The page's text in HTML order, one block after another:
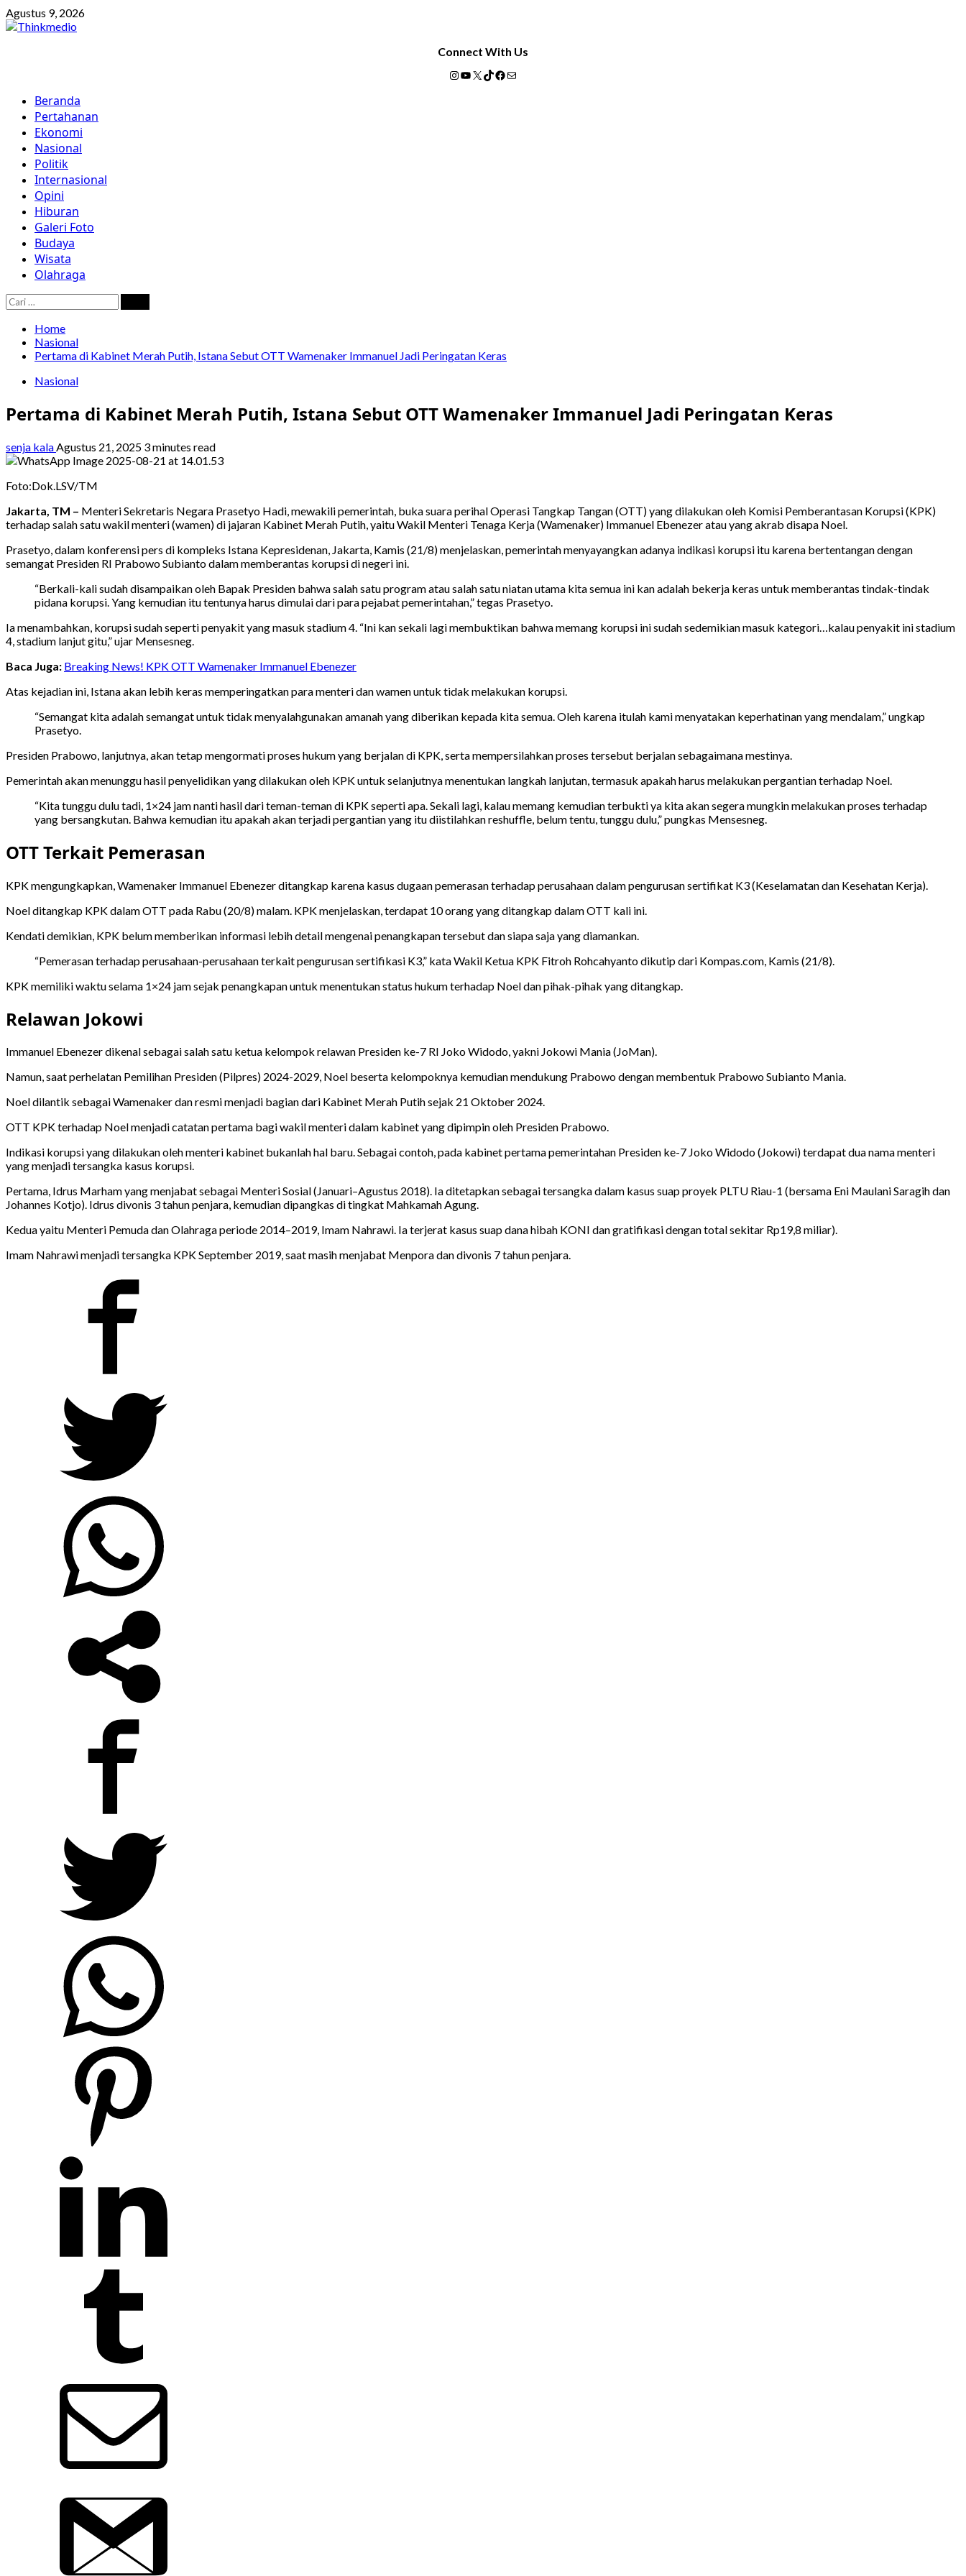
Skip
to
Agustus 9, 2026
Connect With Us
Instagram
YouTube
X TikTok
Facebook
Mail
Primary
Menu
Beranda
Pertahanan
Ekonomi
Nasional
Politik
Internasional
Opini
Hiburan
Galeri Foto
Budaya
Wisata
Olahraga
Cari
untuk:
Home
Nasional
Pertama di Kabinet Merah Putih, Istana Sebut OTT Wamenaker Immanuel Jadi Peringatan Keras
Nasional
Pertama di Kabinet Merah Putih, Istana Sebut OTT Wamenaker Immanuel Jadi Peringatan Keras
senja kalaAgustus 21, 2025 3 minutes read
Foto:Dok.LSV/TM
Jakarta, TM – Menteri Sekretaris Negara Prasetyo Hadi, mewakili pemerintah, buka suara perihal Operasi Tangkap Tangan (OTT) yang dilakukan oleh Komisi Pemberantasan Korupsi (KPK)
terhadap salah satu wakil menteri (wamen) di jajaran Kabinet Merah Putih, yaitu Wakil Menteri Tenaga Kerja (Wamenaker) Immanuel Ebenezer atau yang akrab disapa Noel.
Prasetyo, dalam konferensi pers di kompleks Istana Kepresidenan, Jakarta, Kamis (21/8) menjelaskan, pemerintah menyayangkan adanya indikasi korupsi itu karena bertentangan dengan
semangat Presiden RI Prabowo Subianto dalam memberantas korupsi di negeri ini.
“Berkali-kali sudah disampaikan oleh Bapak Presiden bahwa salah satu program atau salah satu niatan utama kita semua ini kan adalah bekerja keras untuk memberantas tindak-tindak
pidana korupsi. Yang kemudian itu tentunya harus dimulai dari para pejabat pemerintahan,” tegas Prasetyo.
Ia menambahkan, korupsi sudah seperti penyakit yang masuk stadium 4. “Ini kan sekali lagi membuktikan bahwa memang korupsi ini sudah sedemikian masuk kategori…kalau penyakit ini stadium
4, stadium lanjut gitu,” ujar Mensesneg.
Baca Juga: Breaking News! KPK OTT Wamenaker Immanuel Ebenezer
Atas kejadian ini, Istana akan lebih keras memperingatkan para menteri dan wamen untuk tidak melakukan korupsi.
“Semangat kita adalah semangat untuk tidak menyalahgunakan amanah yang diberikan kepada kita semua. Oleh karena itulah kami menyatakan keperhatinan yang mendalam,” ungkap
Prasetyo.
Presiden Prabowo, lanjutnya, akan tetap mengormati proses hukum yang berjalan di KPK, serta mempersilahkan proses tersebut berjalan sebagaimana mestinya.
Pemerintah akan menunggu hasil penyelidikan yang dilakukan oleh KPK untuk selanjutnya menentukan langkah lanjutan, termasuk apakah harus melakukan pergantian terhadap Noel.
“Kita tunggu dulu tadi, 1×24 jam nanti hasil dari teman-teman di KPK seperti apa. Sekali lagi, kalau memang kemudian terbukti ya kita akan segera mungkin melakukan proses terhadap
yang bersangkutan. Bahwa kemudian itu apakah akan terjadi pergantian yang itu diistilahkan reshuffle, belum tentu, tunggu dulu,” pungkas Mensesneg.
OTT Terkait Pemerasan
KPK mengungkapkan, Wamenaker Immanuel Ebenezer ditangkap karena kasus dugaan pemerasan terhadap perusahaan dalam pengurusan sertifikat K3 (Keselamatan dan Kesehatan Kerja).
Noel ditangkap KPK dalam OTT pada Rabu (20/8) malam. KPK menjelaskan, terdapat 10 orang yang ditangkap dalam OTT kali ini.
Kendati demikian, KPK belum memberikan informasi lebih detail mengenai penangkapan tersebut dan siapa saja yang diamankan.
“Pemerasan terhadap perusahaan-perusahaan terkait pengurusan sertifikasi K3,” kata Wakil Ketua KPK Fitroh Rohcahyanto dikutip dari Kompas.com, Kamis (21/8).
KPK memiliki waktu selama 1×24 jam sejak penangkapan untuk menentukan status hukum terhadap Noel dan pihak-pihak yang ditangkap.
Relawan Jokowi
Immanuel Ebenezer dikenal sebagai salah satu ketua kelompok relawan Presiden ke-7 RI Joko Widodo, yakni Jokowi Mania (JoMan).
Namun, saat perhelatan Pemilihan Presiden (Pilpres) 2024-2029, Noel beserta kelompoknya kemudian mendukung Prabowo dengan membentuk Prabowo Subianto Mania.
Noel dilantik sebagai Wamenaker dan resmi menjadi bagian dari Kabinet Merah Putih sejak 21 Oktober 2024.
OTT KPK terhadap Noel menjadi catatan pertama bagi wakil menteri dalam kabinet yang dipimpin oleh Presiden Prabowo.
Indikasi korupsi yang dilakukan oleh menteri kabinet bukanlah hal baru. Sebagai contoh, pada kabinet pertama pemerintahan Presiden ke-7 Joko Widodo (Jokowi) terdapat dua nama menteri
yang menjadi tersangka kasus korupsi.
Pertama, Idrus Marham yang menjabat sebagai Menteri Sosial (Januari–Agustus 2018). Ia ditetapkan sebagai tersangka dalam kasus suap proyek PLTU Riau-1 (bersama Eni Maulani Saragih dan
Johannes Kotjo). Idrus divonis 3 tahun penjara, kemudian dipangkas di tingkat Mahkamah Agung.
Kedua yaitu Menteri Pemuda dan Olahraga periode 2014–2019, Imam Nahrawi. Ia terjerat kasus suap dana hibah KONI dan gratifikasi dengan total sekitar Rp19,8 miliar).
Imam Nahrawi menjadi tersangka KPK September 2019, saat masih menjabat Menpora dan divonis 7 tahun penjara.